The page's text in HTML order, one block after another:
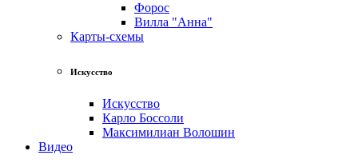
Форос
Вилла "Анна"
Карты-схемы
Искусство
Искусство
Карло Боссоли
Максимилиан Волошин
Видео